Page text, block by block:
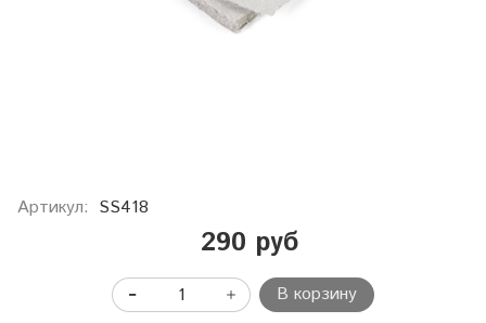
Артикул: SS418
290 руб
В корзину